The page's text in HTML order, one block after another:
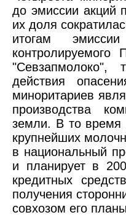
до эмиссии акций
их доля
итогам
действия
миноритариев
производства
земли. В то время
крупнейших
в национальный
и планирует в
кредитных
получения
совхозом его